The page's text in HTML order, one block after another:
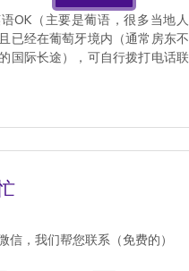
OK（主要是葡语，很多当地人
已经在葡萄牙境内（通常房东不
国际长途），可自行拨打电话联
信，我们帮您联系（免费的）